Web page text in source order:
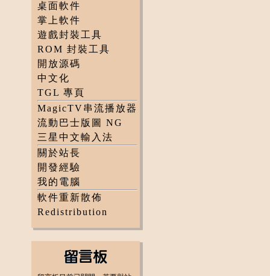
桌面軟件
掌上軟件
遊戲封裝工具
ROM 封裝工具
開放源碼
中文化
TGL 專頁
MagicTV串流播放器
流動巴士版圖 NG
三星中文輸入法
關於站長
開發經驗
我的電腦
軟件重新散佈
Redistribution